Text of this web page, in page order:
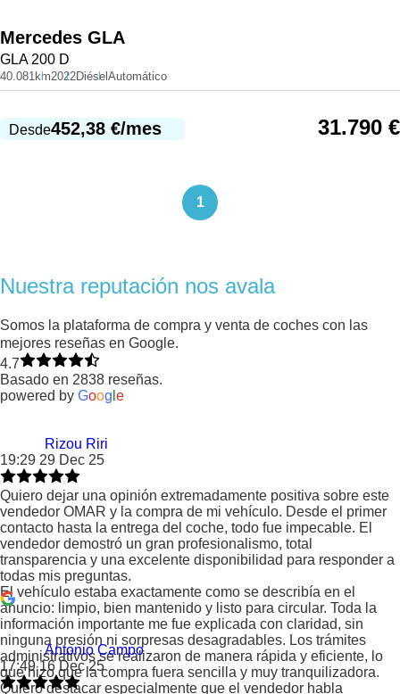
Mercedes GLA
GLA 200 D
40.081km2022Diésel Automático
Desde452,38 €/mes 31.790 €
1
Nuestra reputación nos avala
Somos la plataforma de compra y venta de coches con las
mejores reseñas en Google.
4.7
Basado en 2838 reseñas.
powered by Goog e
Rizou Riri
19:29 29 Dec 25
Quiero dejar una opinión extremadamente positiva sobre este
vendedor OMAR y la compra de mi vehículo. Desde el primer
contacto hasta la entrega del coche, todo fue impecable. El
vendedor demostró un gran profesionalismo, total
transparencia y una excelente disponibilidad para responder a
todas mis preguntas.
El vehículo estaba exactamente como se describía en el
anuncio: limpio, bien mantenido y listo para circular. Toda la
información importante me fue explicada con claridad, sin
ninguna presión ni sorpresas desagradables. Los trámites
administrativos se realizaron de manera rápida y eficiente, lo
que hizo que la compra fuera sencilla y muy tranquilizadora.
Quiero destacar especialmente que el vendedor habla
Antonio Campo
17:49 16 Dec 25